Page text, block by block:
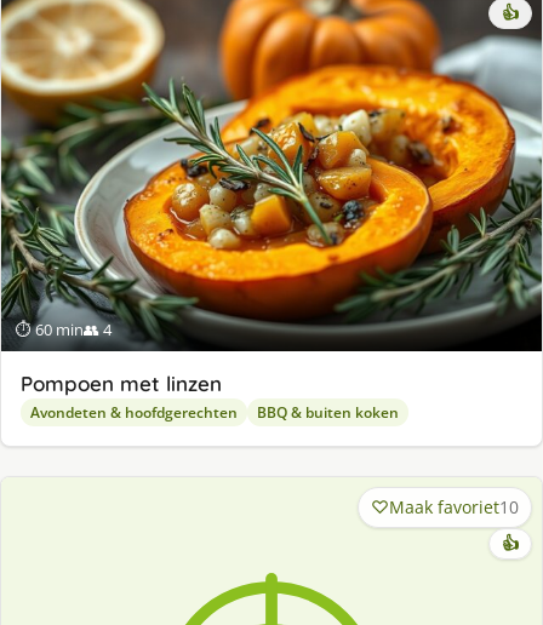
⏱ 60 min👥 4
👍
Pompoen met linzen
Avondeten & hoofdgerechten BBQ & buiten koken
Maak favoriet10
👍